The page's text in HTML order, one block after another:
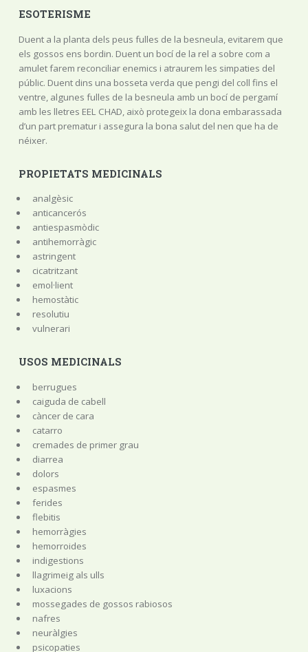
ESOTERISME
Duent a la planta dels peus fulles de la besneula, evitarem que
els gossos ens bordin. Duent un bocí de la rel a sobre com a
amulet farem reconciliar enemics i atraurem les simpaties del
públic. Duent dins una bosseta verda que pengi del coll fins el
ventre, algunes fulles de la besneula amb un bocí de pergamí
amb les lletres EEL CHAD, això protegeix la dona embarassada
d’un part prematur i assegura la bona salut del nen que ha de
néixer.
PROPIETATS MEDICINALS
analgèsic
anticancerós
antiespasmòdic
antihemorràgic
astringent
cicatritzant
emol·lient
hemostàtic
resolutiu
vulnerari
USOS MEDICINALS
berrugues
caiguda de cabell
càncer de cara
catarro
cremades de primer grau
diarrea
dolors
espasmes
ferides
flebitis
hemorràgies
hemorroides
indigestions
llagrimeig als ulls
luxacions
mossegades de gossos rabiosos
nafres
neuràlgies
psicopaties